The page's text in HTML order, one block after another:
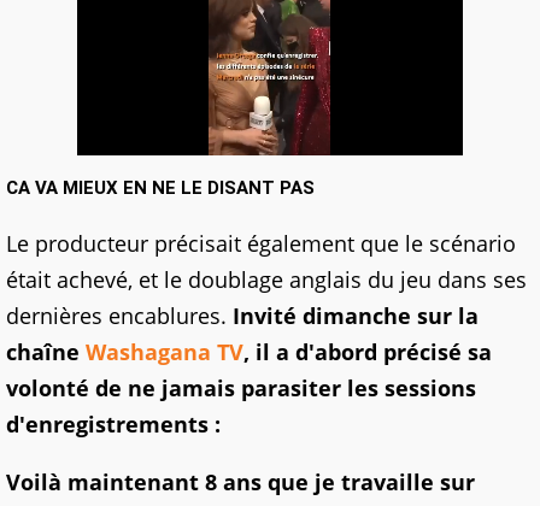
CA VA MIEUX EN NE LE DISANT PAS
Le producteur précisait également que le scénario
était achevé, et le doublage anglais du jeu dans ses
dernières encablures. Invité dimanche sur la
chaîne Washagana TV, il a d'abord précisé sa
volonté de ne jamais parasiter les sessions
d'enregistrements :
Voilà maintenant 8 ans que je travaille sur